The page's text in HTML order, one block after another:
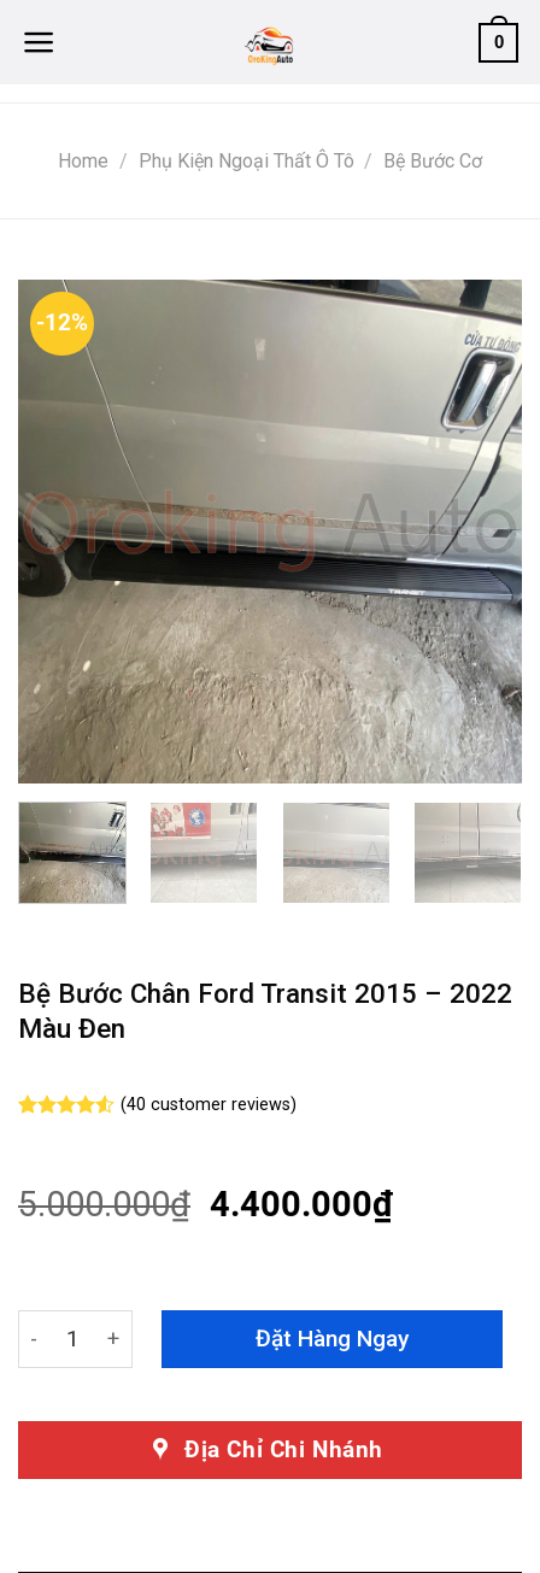
0
Home / Phụ Kiện Ngoại Thất Ô Tô / Bệ Bước Cơ
-12%
Bệ Bước Chân Ford Transit 2015 – 2022
Màu Đen
based on
customer
(40 customer reviews)
5.000.000₫ 4.400.000₫
Bệ Bước Chân Ford Transit 2015 - 2022 Màu Đen
Đặt Hàng Ngay
Địa Chỉ Chi Nhánh